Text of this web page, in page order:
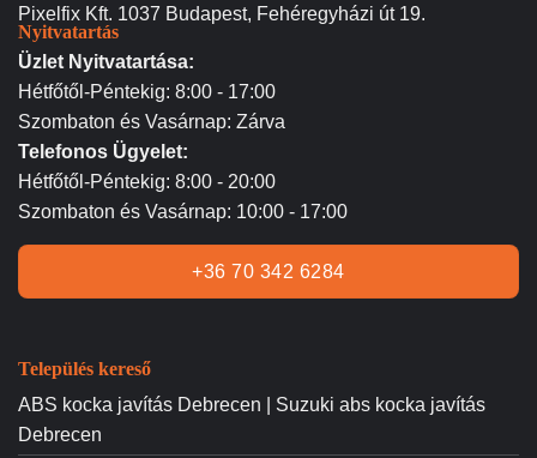
Pixelfix Kft. 1037 Budapest, Fehéregyházi út 19.
Nyitvatartás
Üzlet Nyitvatartása:
Hétfőtől-Péntekig: 8:00 - 17:00
Szombaton és Vasárnap: Zárva
Telefonos Ügyelet:
Hétfőtől-Péntekig: 8:00 - 20:00
Szombaton és Vasárnap: 10:00 - 17:00
+36 70 342 6284
Település kereső
ABS kocka javítás Debrecen | Suzuki abs kocka javítás
Debrecen